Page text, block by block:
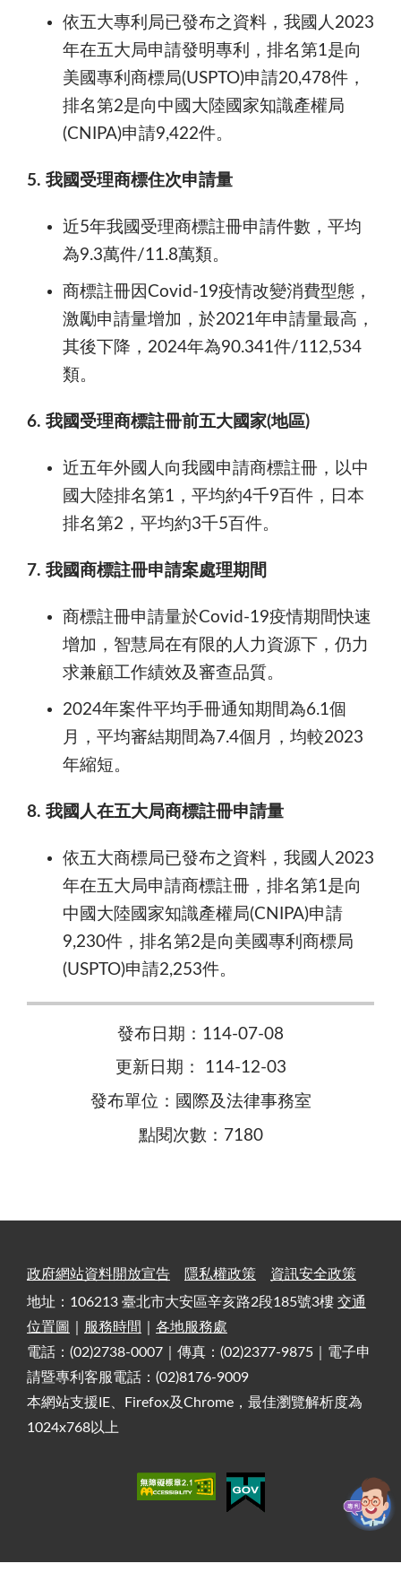
依五大專利局已發布之資料，我國人2023
年在五大局申請發明專利，排名第1是向
美國專利商標局(USPTO)申請20,478件，
排名第2是向中國大陸國家知識產權局
(CNIPA)申請9,422件。
5. 我國受理商標住次申請量
近5年我國受理商標註冊申請件數，平均
為9.3萬件/11.8萬類。
商標註冊因Covid-19疫情改變消費型態，
激勵申請量增加，於2021年申請量最高，
其後下降，2024年為90.341件/112,534
類。
6. 我國受理商標註冊前五大國家(地區)
近五年外國人向我國申請商標註冊，以中
國大陸排名第1，平均約4千9百件，日本
排名第2，平均約3千5百件。
7. 我國商標註冊申請案處理期間
商標註冊申請量於Covid-19疫情期間快速
增加，智慧局在有限的人力資源下，仍力
求兼顧工作績效及審查品質。
2024年案件平均手冊通知期間為6.1個
月，平均審結期間為7.4個月，均較2023
年縮短。
8. 我國人在五大局商標註冊申請量
依五大商標局已發布之資料，我國人2023
年在五大局申請商標註冊，排名第1是向
中國大陸國家知識產權局(CNIPA)申請
9,230件，排名第2是向美國專利商標局
(USPTO)申請2,253件。
發布日期：114-07-08
更新日期： 114-12-03
發布單位：國際及法律事務室
點閱次數：7180
政府網站資料開放宣告 隱私權政策
資訊安全政策
地址：106213 臺北市大安區辛亥路2段185號3樓 交通
位置圖
服務時間
各地服務處
電話：(02)2738-0007｜傳真：(02)2377-9875｜電子申
請暨專利客服電話：(02)8176-9009
本網站支援IE、Firefox及Chrome，最佳瀏覽解析度為
1024x768以上